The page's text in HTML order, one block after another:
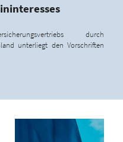
durch
unterliegt den Vorschriften